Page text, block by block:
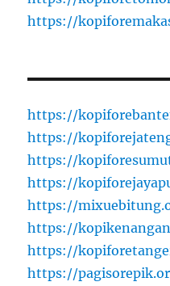
https://
https://
https://
https://
https://
https://
https://
https://
https://